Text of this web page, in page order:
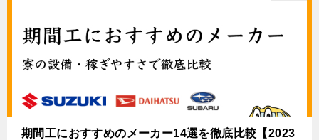
期間工におすすめのメーカー14選を徹底比較【2023